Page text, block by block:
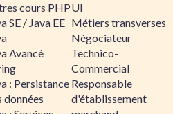
cours PHP
SE / Java EE
Avancé
: Persistance
données
UI
Métiers transverses
Négociateur
Technico-
Commercial
Responsable
d'établissement